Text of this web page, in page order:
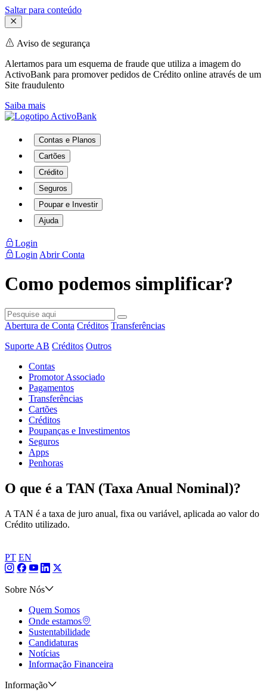
Saltar para conteúdo
Aviso de segurança
Alertamos para um esquema de fraude que utiliza a imagem do
ActivoBank para promover pedidos de Crédito online através de um
Site fraudulento
Saiba mais
Contas e Planos
Cartões
Crédito
Seguros
Poupar e Investir
Ajuda
Login
Login Abrir Conta
Como podemos simplificar?
Abertura de Conta Créditos Transferências
Suporte AB Créditos Outros
Contas
Promotor Associado
Pagamentos
Transferências
Cartões
Créditos
Poupanças e Investimentos
Seguros
Apps
Penhoras
O que é a TAN (Taxa Anual Nominal)?
A TAN é a taxa de juro anual, fixa ou variável, aplicada ao valor do
Crédito utilizado.
PT EN
Sobre Nós
Quem Somos
Onde estamos
Sustentabilidade
Candidaturas
Notícias
Informação Financeira
Informação